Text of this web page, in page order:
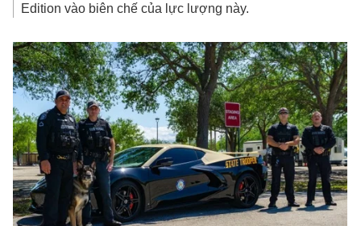
Edition vào biên chế của lực lượng này.